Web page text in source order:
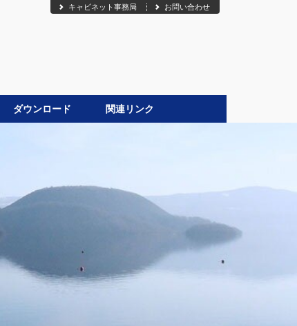
キャビネット事務局 お問い合わせ
ダウンロード 関連リンク